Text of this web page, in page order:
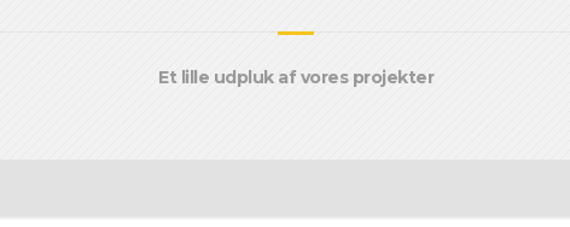
Et lille udpluk af vores projekter